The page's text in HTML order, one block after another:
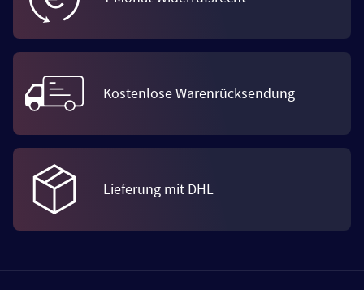
Kostenlose Warenrücksendung
Lieferung mit DHL